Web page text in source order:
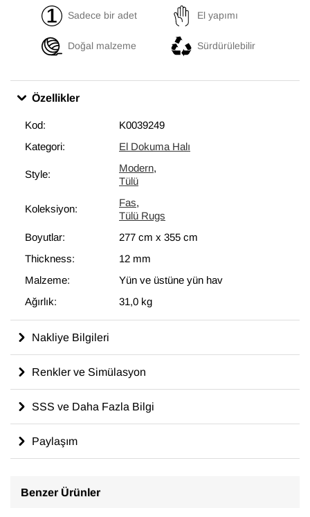
Sadece bir adet El yapımı
Doğal malzeme Sürdürülebilir
Özellikler
Kod:
K0039249
Kategori:
El Dokuma Halı
Style:
Modern,
Tülü
Koleksiyon:
Fas,
Tülü Rugs
Boyutlar:
277 cm x 355 cm
Thickness:
12 mm
Malzeme:
Yün ve üstüne yün hav
Ağırlık:
31,0 kg
Nakliye Bilgileri
Renkler ve Simülasyon
SSS ve Daha Fazla Bilgi
Paylaşım
Benzer Ürünler